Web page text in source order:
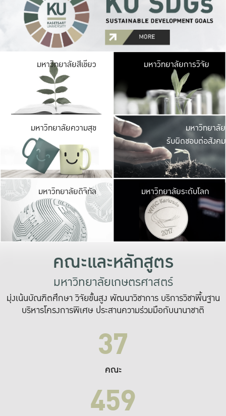
มหาวิทยาลัยสีเขียว มหาวิ
มีพื้นที่เขียวสดใส
เป็นป่าในเมือง เกษต
มหาวิทยาลัยการวิจัย
มหาวิทยาลัยความสุข มหาวิ
ค
เปิดประ
และพบเรื่องราวใ
มหาวิทยาลัย
รับผิดชอบต่อสังคม
มหาวิทยาลัยดิจิทัล มหาวิ
เปลี่ยนแปลง แล
เพื่อทำง
ระบบสารสนเทศ
มหาวิทยาลัยระดับโลก
คณะและหลักสูตร
มหาวิทยาลัยเกษตรศาสตร์
มุ่งเน้นบัณฑิตศึกษา วิจัยขั้นสูง พัฒนาวิชาการ บริการวิชาพื้นฐาน
บริหารโครงการพิเศษ ประสานความร่วมมือกับนานาชาติ
37
คณะ
459